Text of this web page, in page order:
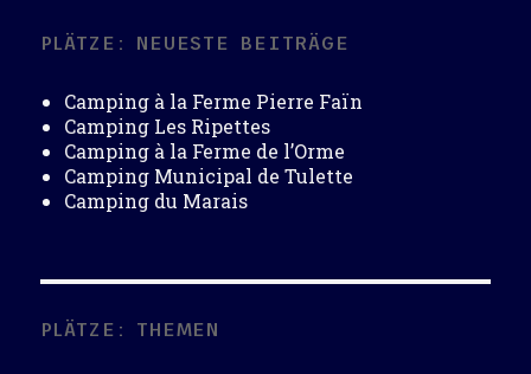
PLÄTZE: NEUESTE BEITRÄGE
Camping à la Ferme Pierre Faïn
Camping Les Ripettes
Camping à la Ferme de l’Orme
Camping Municipal de Tulette
Camping du Marais
PLÄTZE: THEMEN